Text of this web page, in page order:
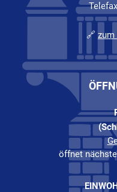
🔗
Klicken, um weitere
öffnet